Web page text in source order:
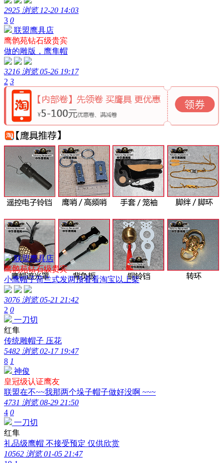
2925 浏览 12-20 14:03
3 0
联盟鹰具店
鹰鹘苑钻石级贵宾
做的雕版，鹰隼帽
3216 浏览 05-26 19:17
2 3
联盟鹰具店
鹰鹘苑钻石级贵宾
小鹰帽子荷兰式发两顶看看淘宝以上架
3076 浏览 05-21 21:42
2 0
一刀切
红隼
传统雕帽子 压花
5482 浏览 02-17 19:47
8 1
神俊
皇冠级认证鹰友
联盟在不~~我那两个垛子帽子做好没啊 ~~~
4731 浏览 08-29 21:50
4 0
一刀切
红隼
礼品级鹰帽 不接受预定 仅供欣赏
10562 浏览 01-05 21:47